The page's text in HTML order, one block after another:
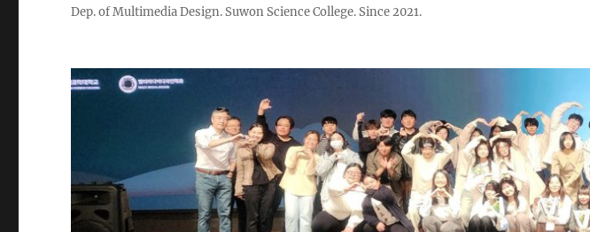
Dep. of Multimedia Design. Suwon Science College. Since 2021.